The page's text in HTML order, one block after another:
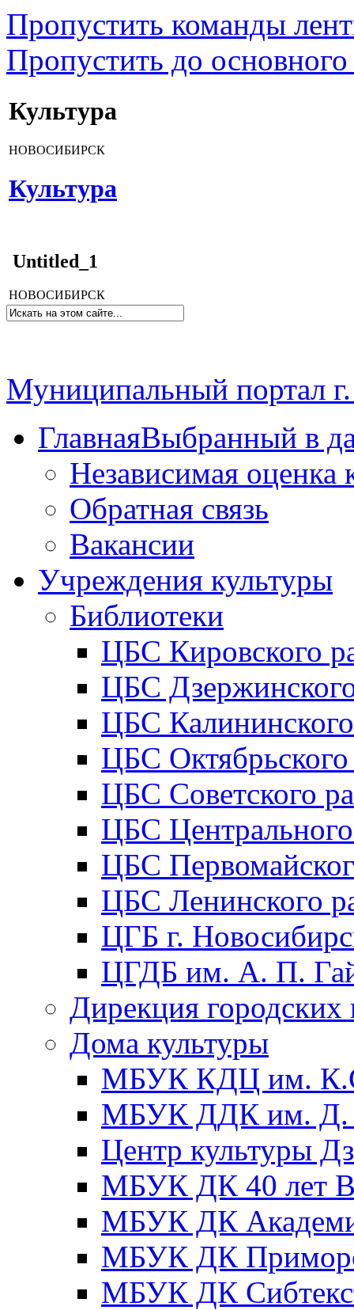
Пропустить команды
Пропустить до основного
Культура
НОВОСИБИРСК
Культура
Untitled_1
НОВОСИБИРСК
Муниципальный портал
ГлавнаяВыбранный в
Независимая оценка
Обратная связь
Вакансии
Учреждения культуры
Библиотеки
ЦБС Кировского
ЦБС
ЦБС
ЦБС
ЦБС Советского
ЦБС
ЦБС
ЦБС Ленинского
ЦГБ г.
ЦГДБ им. А. П.
Дирекция городских
Дома культуры
МБУК КДЦ им.
МБУК ДДК им. Д.
Центр культуры
МБУК ДК 40 лет
МБУК ДК
МБУК ДК
МБУК ДК